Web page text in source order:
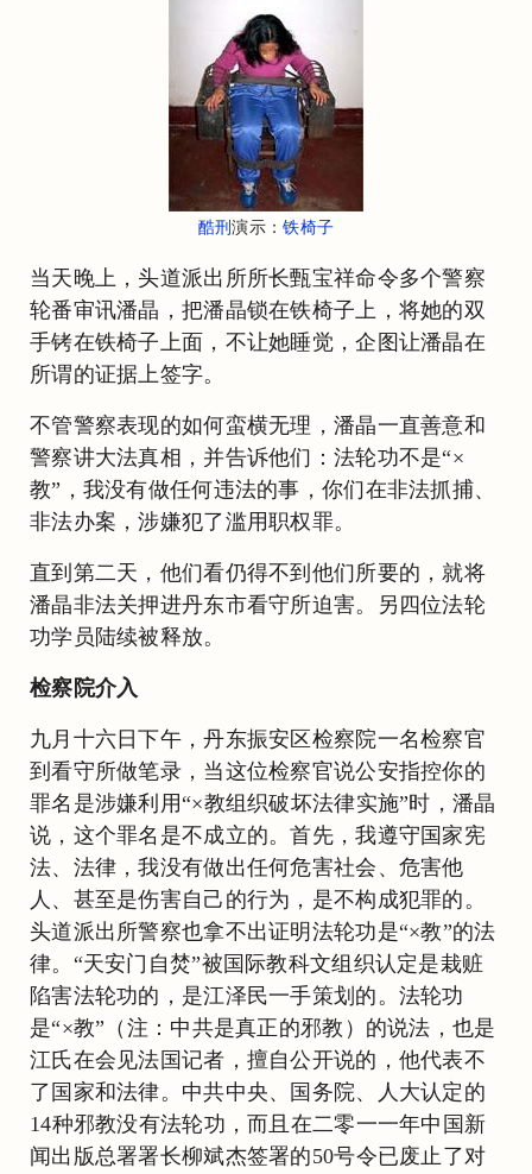
酷刑演示：铁椅子
当天晚上，头道派出所所长甄宝祥命令多个警察
轮番审讯潘晶，把潘晶锁在铁椅子上，将她的双
手铐在铁椅子上面，不让她睡觉，企图让潘晶在
所谓的证据上签字。
不管警察表现的如何蛮横无理，潘晶一直善意和
警察讲大法真相，并告诉他们：法轮功不是“×
教”，我没有做任何违法的事，你们在非法抓捕、
非法办案，涉嫌犯了滥用职权罪。
直到第二天，他们看仍得不到他们所要的，就将
潘晶非法关押进丹东市看守所迫害。另四位法轮
功学员陆续被释放。
检察院介入
九月十六日下午，丹东振安区检察院一名检察官
到看守所做笔录，当这位检察官说公安指控你的
罪名是涉嫌利用“×教组织破坏法律实施”时，潘晶
说，这个罪名是不成立的。首先，我遵守国家宪
法、法律，我没有做出任何危害社会、危害他
人、甚至是伤害自己的行为，是不构成犯罪的。
头道派出所警察也拿不出证明法轮功是“×教”的法
律。“天安门自焚”被国际教科文组织认定是栽赃
陷害法轮功的，是江泽民一手策划的。法轮功
是“×教”（注：中共是真正的邪教）的说法，也是
江氏在会见法国记者，擅自公开说的，他代表不
了国家和法律。中共中央、国务院、人大认定的
14种邪教没有法轮功，而且在二零一一年中国新
闻出版总署署长柳斌杰签署的50号令已废止了对